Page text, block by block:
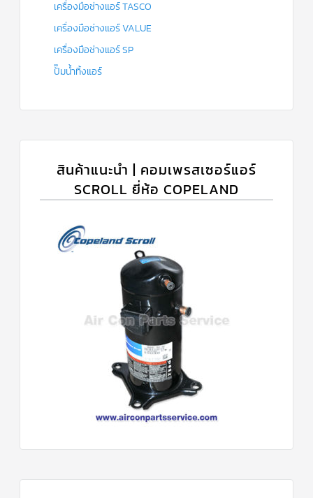
เครื่องมือช่างแอร์ TASCO
เครื่องมือช่างแอร์ VALUE
เครื่องมือช่างแอร์ SP
ปั๊มน้ำทิ้งแอร์
สินค้าแนะนำ | คอมเพรสเซอร์แอร์
SCROLL ยี่ห้อ COPELAND